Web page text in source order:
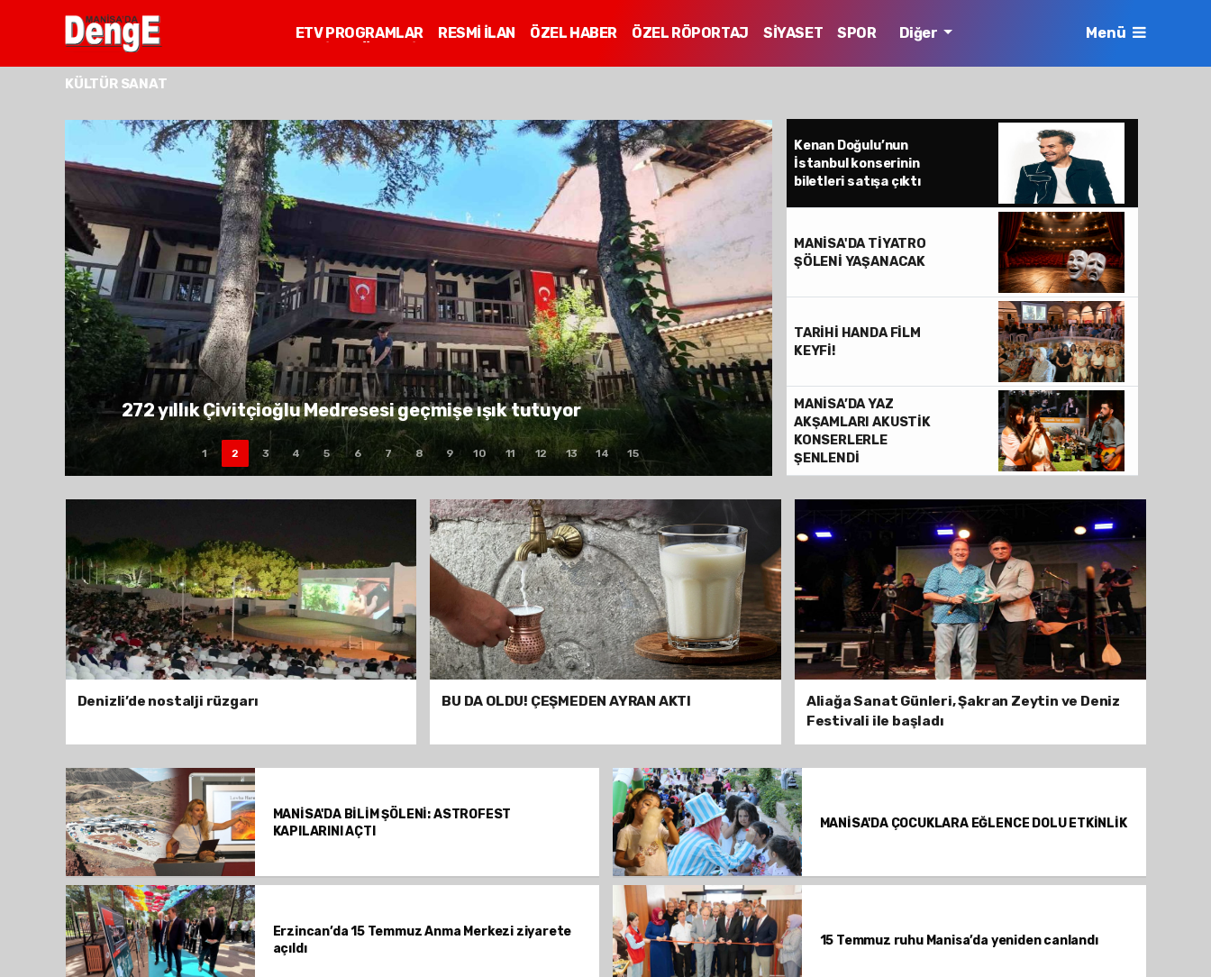
ETV PROGRAMLAR RESMİ İLAN ÖZEL HABER ÖZEL RÖPORTAJ SİYASET
SPOR
Diğer Menü
KÜLTÜR SANAT
ŞEHZADELERDE SANAT DOLU ETKİNLİKLER HALK KÜTÜPHANESİ 500 BİN ZİYARETÇİYİ
1 2 3 4 5 6 7 8 9 10 11 12 13 14 15
Kenan Doğulu’nun
İstanbul konserinin
biletleri satışa çıktı
MANİSA'DA TİYATRO
ŞÖLENİ YAŞANACAK
TARİHİ HANDA FİLM
KEYFİ!
MANİSA’DA YAZ
AKŞAMLARI AKUSTİK
KONSERLERLE
ŞENLENDİ
Denizli’de nostalji rüzgarı BU DA OLDU! ÇEŞMEDEN AYRAN AKTI
Aliağa Sanat Günleri, Şakran Zeytin ve Deniz
Festivali ile başladı
MANİSA'DA BİLİM ŞÖLENİ: ASTROFEST
KAPILARINI AÇTI
MANİSA'DA ÇOCUKLARA EĞLENCE DOLU ETKİNLİK
Erzincan’da 15 Temmuz Anma Merkezi ziyarete
açıldı
15 Temmuz ruhu Manisa’da yeniden canlandı